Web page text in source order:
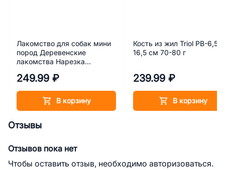
Лакомство для собак мини
пород Деревенские
лакомства Нарезка
249.99 ₽
В корзину
Кость из жил Triol PB-6,5,
16,5 см 70-80 г
239.99 ₽
В корзину
Отзывы
Отзывов пока нет
Чтобы оставить отзыв, необходимо авторизоваться.